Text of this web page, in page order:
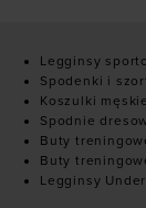
Legginsy
Spodenki i
Koszulki męskie
Spodnie
Buty
Buty
Legginsy